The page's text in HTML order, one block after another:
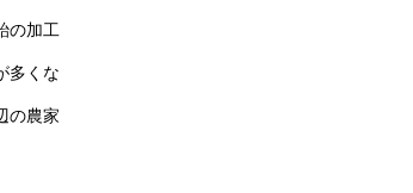
の加工
多くな
の農家